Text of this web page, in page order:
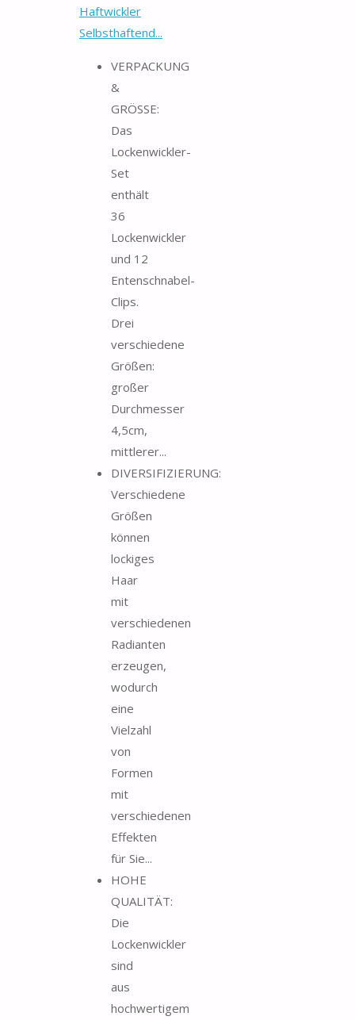
Haftwickler
Selbsthaftend...
VERPACKUNG
&
GRÖSSE:
Das
Lockenwickler-
Set
enthält
36
Lockenwickler
und 12
Entenschnabel-
Clips.
Drei
verschiedene
Größen:
großer
Durchmesser
4,5cm,
mittlerer...
DIVERSIFIZIERUNG:
Verschiedene
Größen
können
lockiges
Haar
mit
verschiedenen
Radianten
erzeugen,
wodurch
eine
Vielzahl
von
Formen
mit
verschiedenen
Effekten
für Sie...
HOHE
QUALITÄT:
Die
Lockenwickler
sind
aus
hochwertigem